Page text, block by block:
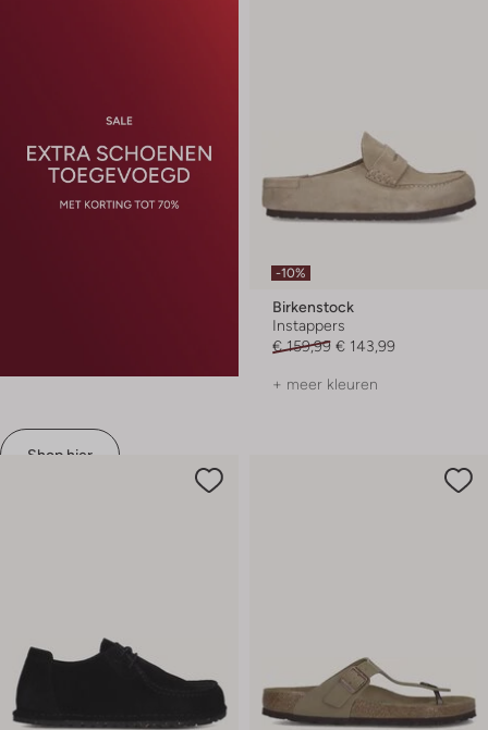
Shop hier
-10%
Birkenstock
Instappers
€ 159,99 € 143,99
+ meer kleuren